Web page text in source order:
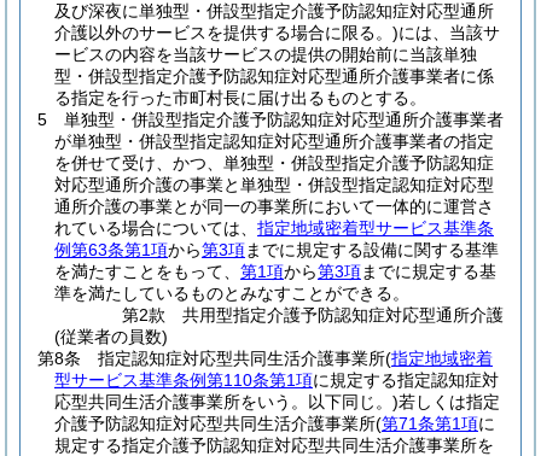
及び深夜に単独型・併設型指定介護予防認知症対応型通所
介護以外のサービスを提供する場合に限る。)には、当該サ
ービスの内容を当該サービスの提供の開始前に当該単独
型・併設型指定介護予防認知症対応型通所介護事業者に係
る指定を行った市町村長に届け出るものとする。
5
単独型・併設型指定介護予防認知症対応型通所介護事業者
が単独型・併設型指定認知症対応型通所介護事業者の指定
を併せて受け、かつ、単独型・併設型指定介護予防認知症
対応型通所介護の事業と単独型・併設型指定認知症対応型
通所介護の事業とが同一の事業所において一体的に運営さ
れている場合については、 指定地域密着型サービス基準条
例第63条第1項から第3項までに規定する設備に関する基準
を満たすことをもって、 第1項から第3項までに規定する基
準を満たしているものとみなすことができる。
第2款
共用型指定介護予防認知症対応型通所介護
(従業者の員数)
第8条
指定認知症対応型共同生活介護事業所(指定地域密着
型サービス基準条例第110条第1項に規定する指定認知症対
応型共同生活介護事業所をいう。以下同じ。)若しくは指定
介護予防認知症対応型共同生活介護事業所(第71条第1項に
規定する指定介護予防認知症対応型共同生活介護事業所を